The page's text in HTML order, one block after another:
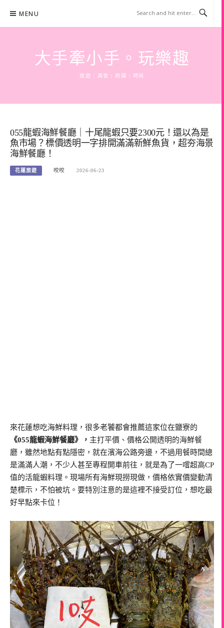
content
MENU
大手牽小手。玩樂趣
旅遊 | 美食 | 商攝 | 時尚
055龍蝦海鮮餐廳｜十尾龍蝦只要2300元！還以為是
魚市場？標價透明一字排開滿滿新鮮魚貨，超夯海景
海鮮餐廳！
花蓮旅遊 咬咬 2026-06-23
來花蓮想吃海鮮料理，很多老饕都會推薦這家位在鹽寮的
《055龍蝦海鮮餐廳》， 主打平價、價格公開透明的海鮮餐
廳，雖然地點有點隱密，就在濱海公路旁邊，不過用餐時間總
是滿滿人潮，不少人甚至專程開車前往，就是為了一嚐超高CP
值的活龍蝦料理。現場所有海鮮現撈現做，價格依實價變動清
楚標示，不怕被坑。要特別注意的是這裡不接受訂位，想吃最
好早點來卡位！